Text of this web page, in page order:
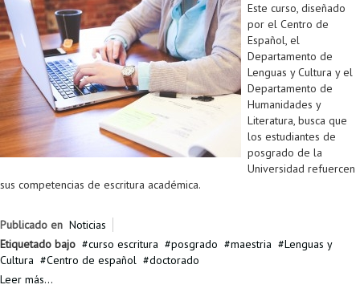
Este curso, diseñado
por el Centro de
Español, el
Departamento de
Lenguas y Cultura y el
Departamento de
Humanidades y
Literatura, busca que
los estudiantes de
posgrado de la
Universidad refuercen
sus competencias de escritura académica.
Publicado en Noticias
Etiquetado bajo
curso escritura posgrado maestria
Lenguas y
Cultura
Centro de español
doctorado
Leer más...